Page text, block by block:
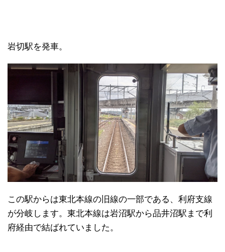
岩切駅を発車。
この駅からは東北本線の旧線の一部である、利府支線
が分岐します。東北本線は岩沼駅から品井沼駅まで利
府経由で結ばれていました。